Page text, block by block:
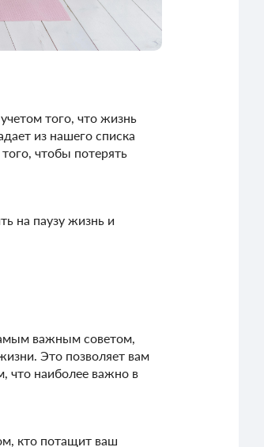
того, что жизнь
из нашего списка
чтобы потерять
на паузу жизнь и
важным советом,
Это позволяет вам
что наиболее важно в
кто потащит ваш